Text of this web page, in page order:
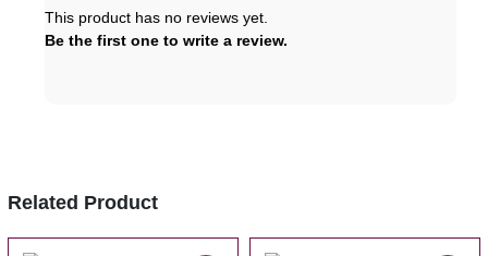
This product has no reviews yet.
Be the first one to write a review.
Related Product